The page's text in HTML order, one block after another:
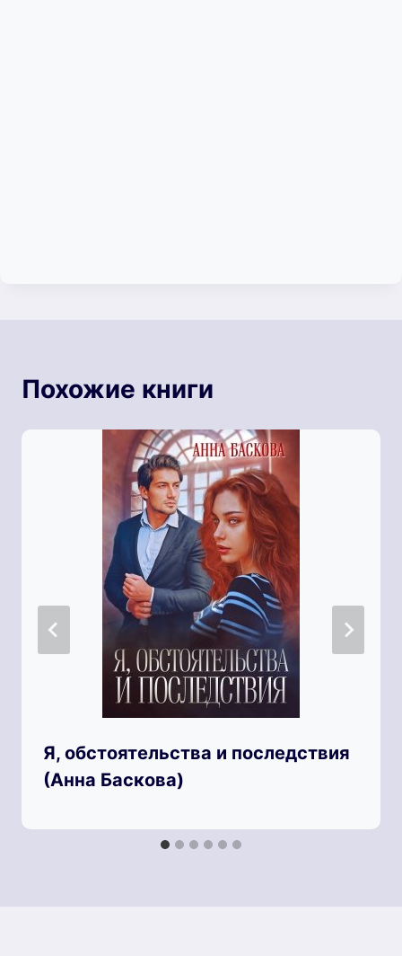
Похожие книги
Я, обстоятельства и последствия
(Анна Баскова)